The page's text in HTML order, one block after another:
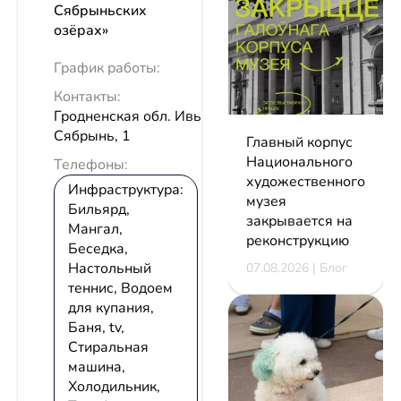
Сябрыньских
озёрах»
График работы:
Контакты:
Гродненская обл. Ивьевский р-н д.
Сябрынь, 1
Телефоны:
Инфраструктура:
Бильярд,
Мангал,
Беседка,
Настольный
теннис, Водоем
для купания,
Баня, tv,
Стиральная
машина,
Холодильник,
Главный корпус
Национального
художественного
музея
закрывается на
реконструкцию
07.08.2026 | Блог